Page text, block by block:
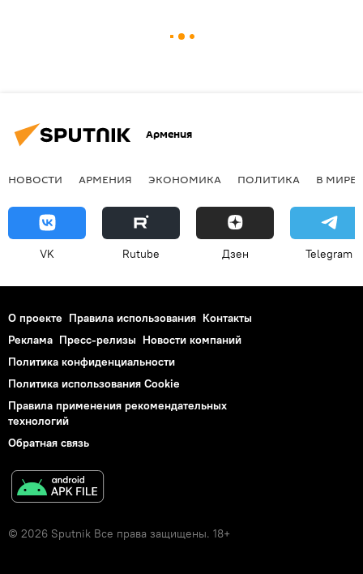
Армения
НОВОСТИ АРМЕНИЯ ЭКОНОМИКА ПОЛИТИКА В МИРЕ
VK Rutube Дзен Telegram
О проекте Правила использования Контакты
Реклама Пресс-релизы Новости компаний
Политика конфиденциальности
Политика использования Cookie
Правила применения рекомендательных
технологий
Обратная связь
© 2026 Sputnik Все права защищены. 18+